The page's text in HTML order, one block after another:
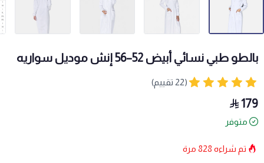
بالطو طبي نسائي أبيض 52–56 إنش موديل سواريه
(22 تقييم)
179
متوفر
تم شراءه 828 مرة